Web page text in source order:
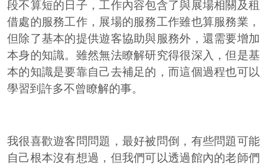
段不算短的日子，工作內容包含了與展場相關及租
借處的服務工作，展場的服務工作雖也算服務業，
但除了基本的提供遊客協助與服務外，還需要增加
本身的知識。雖然無法瞭解研究得很深入，但是基
本的知識是要靠自己去補足的，而這個過程也可以
學習到許多不曾瞭解的事。
我很喜歡遊客問問題，最好被問倒，有些問題可能
自己根本沒有想過，但我們可以透過館內的老師們